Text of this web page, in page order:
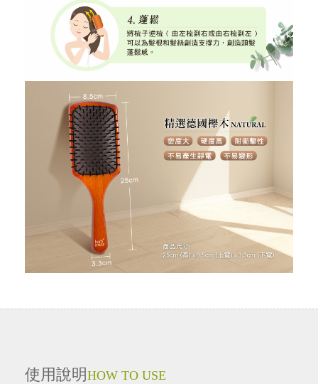
使用說明HOW TO USE